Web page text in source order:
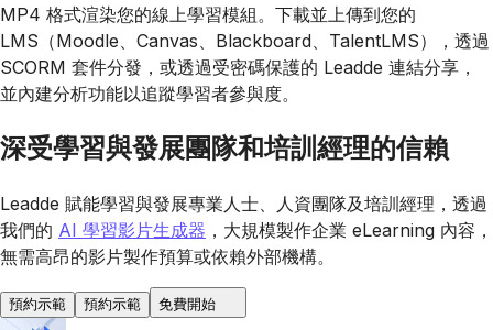
MP4 格式渲染您的線上學習模組。下載並上傳到您的
LMS（Moodle、Canvas、Blackboard、TalentLMS），透過
SCORM 套件分發，或透過受密碼保護的 Leadde 連結分享，
並內建分析功能以追蹤學習者參與度。
深受學習與發展團隊和培訓經理的信賴
Leadde 賦能學習與發展專業人士、人資團隊及培訓經理，透過
我們的 AI 學習影片生成器 ，大規模製作企業 eLearning 內容，
無需高昂的影片製作預算或依賴外部機構。
預約示範 預約示範 免費開始